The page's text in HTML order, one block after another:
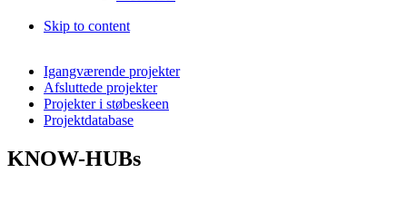
Skip to content
Igangværende projekter
Afsluttede projekter
Projekter i støbeskeen
Projektdatabase
KNOW-HUBs